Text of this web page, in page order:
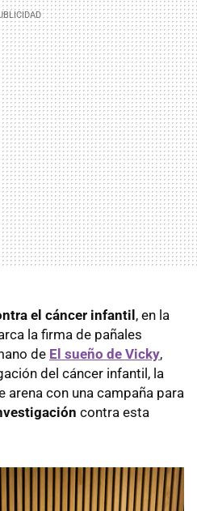
el cáncer infantil, en la
la firma de pañales
de El sueño de Vicky,
del cáncer infantil, la
arena con una campaña para
contra esta